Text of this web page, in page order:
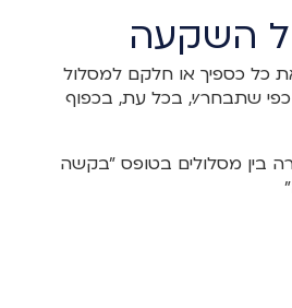
השקעה
כל כספיך או חלקם למסלול
שתבחר/י, בכל עת, בכפוף
בין מסלולים בטופס "בקשה